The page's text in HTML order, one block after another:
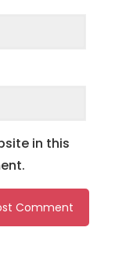
in this